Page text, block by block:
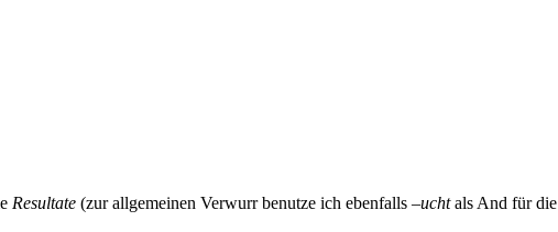
Resultate (zur allgemeinen Verwurr benutze ich ebenfalls –uchtals And für